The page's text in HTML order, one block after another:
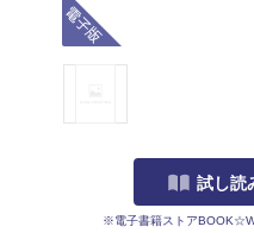
試し読
※電子書籍ストア